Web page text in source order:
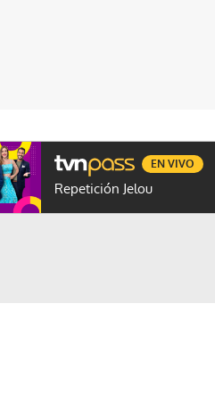
PROGRAMAS GENTE TVN
Repetición Jelou
EN VIVO